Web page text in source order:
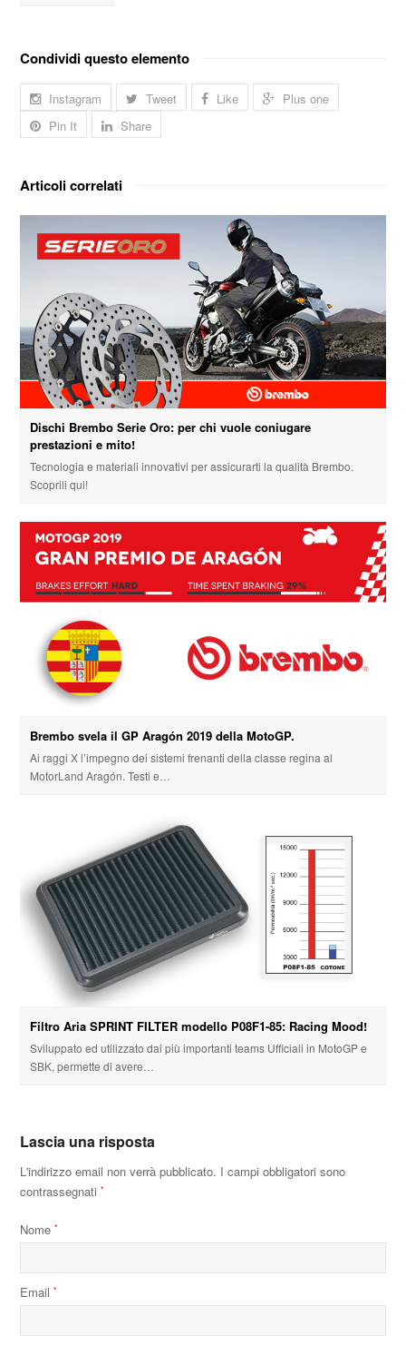
Condividi questo elemento
Instagram Tweet Like
Plus one
Pin It
Share
Articoli correlati
Dischi Brembo Serie Oro: per chi vuole coniugare
prestazioni e mito!
Tecnologia e materiali innovativi per assicurarti la qualità Brembo.
Scoprili qui!
Brembo svela il GP Aragón 2019 della MotoGP.
Ai raggi X l’impegno dei sistemi frenanti della classe regina al
MotorLand Aragón. Testi e…
Filtro Aria SPRINT FILTER modello P08F1-85: Racing Mood!
Sviluppato ed utilizzato dai più importanti teams Ufficiali in MotoGP e
SBK, permette di avere…
Lascia una risposta
L'indirizzo email non verrà pubblicato. I campi obbligatori sono
contrassegnati*
Nome*
Email*